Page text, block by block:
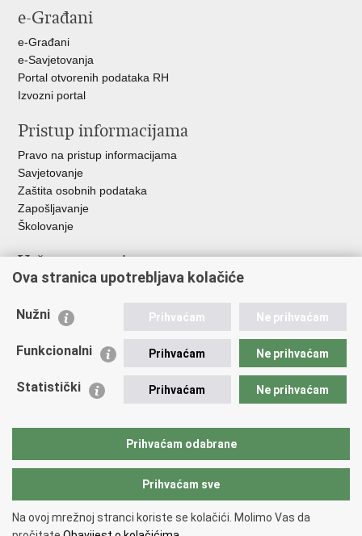
FacebookuTwitteru
e-Građani
e-Građani
e-Savjetovanja
Portal otvorenih podataka RH
Izvozni portal
Pristup informacijama
Pravo na pristup informacijama
Savjetovanje
Zaštita osobnih podataka
Zapošljavanje
Školovanje
Važne poveznice
Ministarstvo unutarnjih poslova
Udruge
Policijska akademija
Zaklada policijske solidarnosti
Vučetić"
Copyright © 2026 Policijska uprava brodsko-posavska.
Ova stranica upotrebljava kolačiće
Nužni Prihvaćam Ne prihvaćam
Funkcionalni Prihvaćam Ne prihvaćam
Statistički Prihvaćam Ne prihvaćam
Prihvaćam odabrane
Prihvaćam sve
Na ovoj mrežnoj stranci koriste se kolačići. Molimo Vas da